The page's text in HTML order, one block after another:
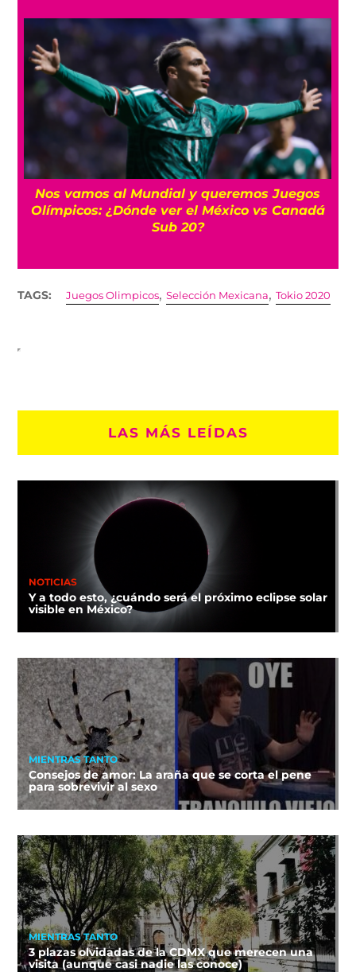
Querétaro descarta regreso de barras al
Estadio Corregidora pese a fin de la
prohibición
TAGS: Juegos Olimpicos,Selección Mexicana,Tokio 2020
LAS MÁS LEÍDAS
NOTICIAS
Y a todo esto, ¿cuándo será el próximo eclipse solar
visible en México?
MIENTRAS TANTO
Consejos de amor: La araña que se corta el pene
para sobrevivir al sexo
MIENTRAS TANTO
3 plazas olvidadas de la CDMX que merecen una
visita (aunque casi nadie las conoce)